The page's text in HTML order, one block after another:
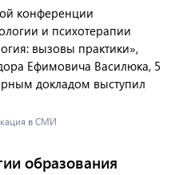
конференции
и психотерапии
вызовы практики»,
Ефимовича Василюка, 5
докладом выступил
в СМИ
образования